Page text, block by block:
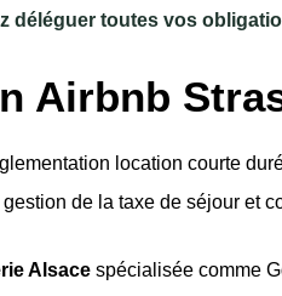
déléguer toutes vos
Airbnb
location courte
gestion de la taxe de séjour et
Alsace spécialisée comme